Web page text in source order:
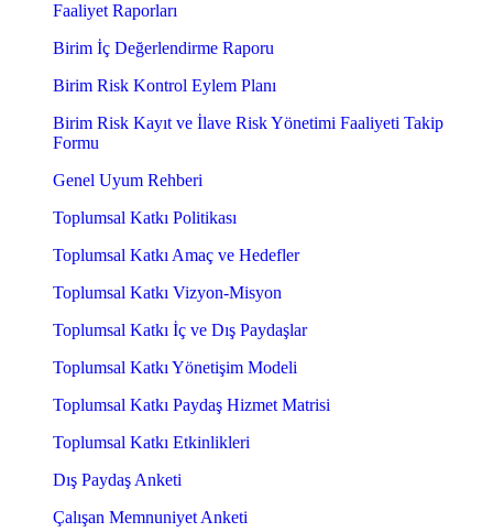
Faaliyet Raporları
Birim İç Değerlendirme Raporu
Birim Risk Kontrol Eylem Planı
Birim Risk Kayıt ve İlave Risk Yönetimi Faaliyeti Takip
Formu
Genel Uyum Rehberi
Toplumsal Katkı Politikası
Toplumsal Katkı Amaç ve Hedefler
Toplumsal Katkı Vizyon-Misyon
Toplumsal Katkı İç ve Dış Paydaşlar
Toplumsal Katkı Yönetişim Modeli
Toplumsal Katkı Paydaş Hizmet Matrisi
Toplumsal Katkı Etkinlikleri
Dış Paydaş Anketi
Çalışan Memnuniyet Anketi